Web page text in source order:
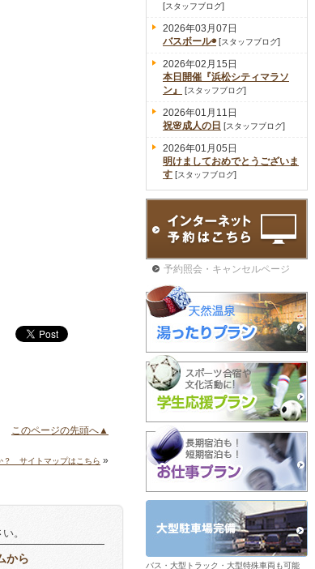
このページの先頭へ▲
？ サイトマップはこちら »
。
から
[スタッフブログ]
2026年03月07日
バスボール◉ [スタッフブログ]
2026年02月15日
本日開催『浜松シティマラソ
ン』
[スタッフブログ]
2026年01月11日
祝🌸成人の日 [スタッフブログ]
2026年01月05日
明けましておめでとうございま
す [スタッフブログ]
予約照会・キャンセルページ
バス・大型トラック・大型特殊車両も可能